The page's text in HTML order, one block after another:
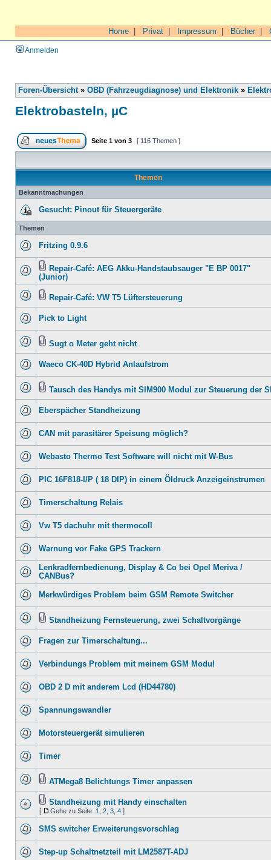
Home Privat Impressum Bücher|
Anmelden
Foren-Übersicht» OBD (Fahrzeugdiagnose) und Elektronik »
Elektrobasteln, µC
Seite 1 von 3 [ 116 Themen ]
Themen
Bekanntmachungen
Gesucht: Pinout für Steuergeräte
Themen
Fritzing 0.9.6
Repair-Café: AEG Akku-Handstaubsauger "E BP 0017"
(Junior)
Repair-Café: VW T5 Lüftersteuerung
Pick to Light
Sugt o Meter geht nicht
Waeco CK-40D Hybrid Anlaufstrom
Tausch des Handys mit SIM900 Modul zur Steuerung der
Eberspächer Standheizung
CAN mit parasitärer Speisung möglich?
Webasto Thermo Test Software will nicht mit W-Bus
PIC 16F818-I/P ( 18 DIP) in einem Öldruck Anzeigeinstrumen
Timerschaltung Relais
Vw T5 dachuhr mit thermocoll
Warnung vor Fake GPS Trackern
Lenkradfernbedienung, Display & Co bei Opel Meriva /
CANBus?
Merkwürdiges Problem beim GSM Remote Switcher
Standheizung Fernsteuerung, zwei Schaltvorgänge
Fragen zur Timerschaltung...
Verbindungs Problem mit meinem GSM Modul
OBD 2 D mit anderem Lcd (HD44780)
Spannungswandler
Motorsteuergerät simulieren
Timer
ATMega8 Belichtungs Timer anpassen
Standheizung mit Handy einschalten
[ Gehe zu Seite: 1 2 3 4 ]
SMS switcher Erweiterungsvorschlag
Step-up Schaltnetzteil mit LM2587T-ADJ